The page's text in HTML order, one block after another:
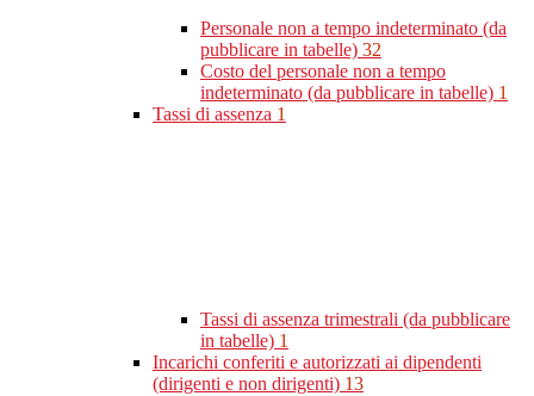
Personale non a tempo indeterminato (da
pubblicare in tabelle) 32
Costo del personale non a tempo
indeterminato (da pubblicare in tabelle) 1
Tassi di assenza 1
Tassi di assenza trimestrali (da pubblicare
in tabelle) 1
Incarichi conferiti e autorizzati ai dipendenti
(dirigenti e non dirigenti) 13